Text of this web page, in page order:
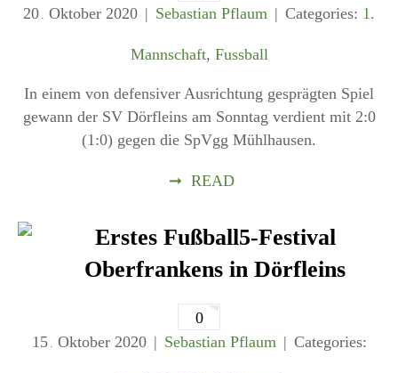
20 . Oktober 2020 Sebastian Pflaum Categories: 1.
Mannschaft, Fussball
In einem von defensiver Ausrichtung gesprägten Spiel
gewann der SV Dörfleins am Sonntag verdient mit 2:0
(1:0) gegen die SpVgg Mühlhausen.
➞ READ
Erstes Fußball5-Festival
Oberfrankens in Dörfleins
0
15 . Oktober 2020 Sebastian Pflaum Categories: